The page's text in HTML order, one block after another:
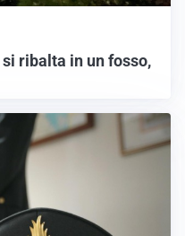
ribalta in un fosso,